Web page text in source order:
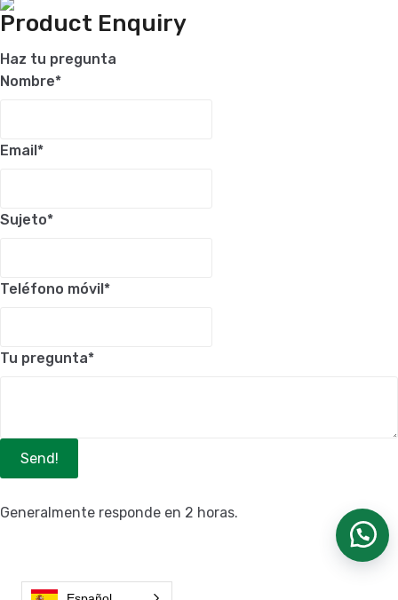
Product Enquiry
Haz tu pregunta
Nombre*
Email*
Sujeto*
Teléfono móvil*
Tu pregunta*
Send!
Generalmente responde en 2 horas.